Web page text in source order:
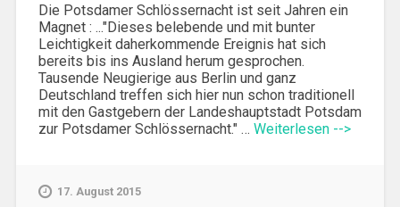
Die Potsdamer Schlössernacht ist seit Jahren ein
Magnet : ..."Dieses belebende und mit bunter
Leichtigkeit daherkommende Ereignis hat sich
bereits bis ins Ausland herum gesprochen.
Tausende Neugierige aus Berlin und ganz
Deutschland treffen sich hier nun schon traditionell
mit den Gastgebern der Landeshauptstadt Potsdam
zur Potsdamer Schlössernacht." … Weiterlesen -->
17. August 2015